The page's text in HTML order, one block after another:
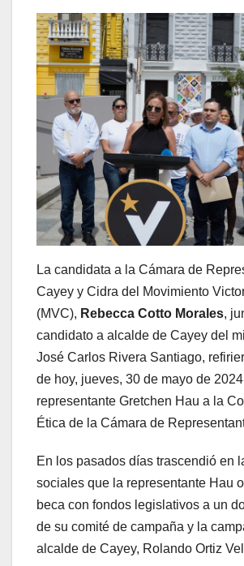
La candidata a la Cámara de
Cayey y Cidra del Movimiento
(MVC), Rebecca Cotto Morales,
candidato a alcalde de Cayey del
José Carlos Rivera Santiago,
de hoy, jueves, 30 de mayo de
representante Gretchen Hau a la
Ética de la Cámara de
En los pasados días trascendió en
sociales que la representante Hau
beca con fondos legislativos a un
de su comité de campaña y la
alcalde de Cayey, Rolando Ortiz